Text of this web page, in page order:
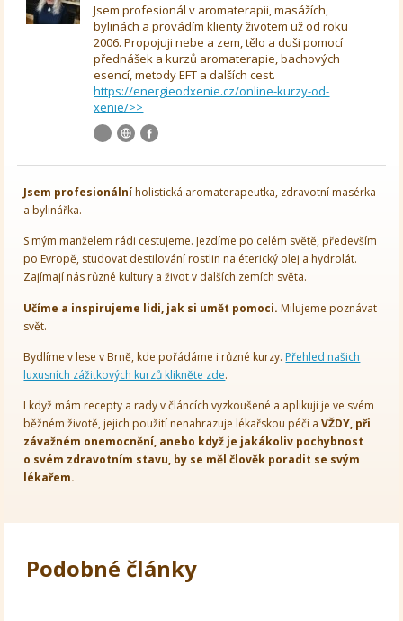
Jsem profesionál v aromaterapii, masážích,
bylinách a provádím klienty životem už od roku
2006. Propojuji nebe a zem, tělo a duši pomocí
přednášek a kurzů aromaterapie, bachových
esencí, metody EFT a dalších cest.
https://energieodxenie.cz/online-kurzy-od-
xenie/>>
Jsem profesionálníholistická aromaterapeutka, zdravotní masérka
a bylinářka.
S mým manželem rádi cestujeme. Jezdíme po celém světě, především
po Evropě, studovat destilování rostlin na éterický olej a hydrolát.
Zajímají nás různé kultury a život v dalších zemích světa.
Učíme a inspirujeme lidi, jak si umět pomoci. Milujeme poznávat
svět.
Bydlíme v lese v Brně, kde pořádáme i různé kurzy. Přehled našich
luxusních zážitkových kurzů klikněte zde.
I když mám recepty a rady v článcích vyzkoušené a aplikuji je ve svém
běžném životě, jejich použití nenahrazuje lékařskou péči aVŽDY, při
závažném onemocnění, anebo když je jakákoliv pochybnost
o svém zdravotním stavu, by se měl člověk poradit se svým
lékařem.
Podobné články